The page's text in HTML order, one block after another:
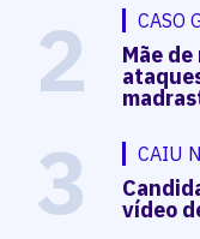
2 CASO
Mãe
3 CAIU
vídeo